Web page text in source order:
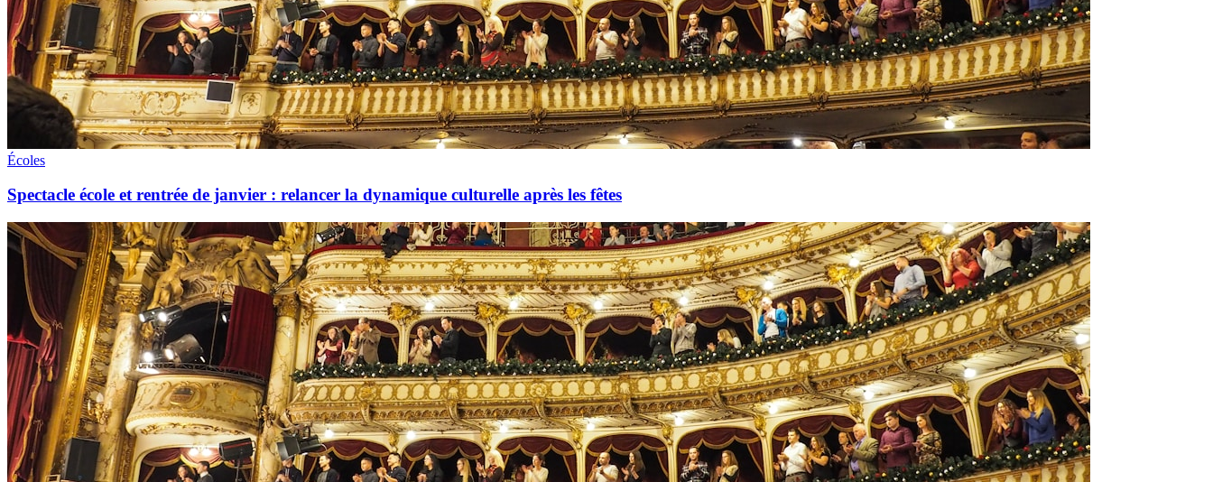
Écoles
Spectacle école et rentrée de janvier : relancer la dynamique culturelle après les fêtes